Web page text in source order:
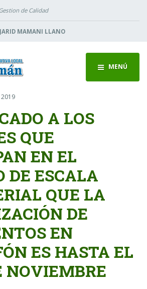
de Calidad
JARID MAMANI LLANO
MENÚ
A LOS
QUE
EN EL
DE ESCALA
QUE LA
DE
EN
ES HASTA EL
NOVIEMBRE